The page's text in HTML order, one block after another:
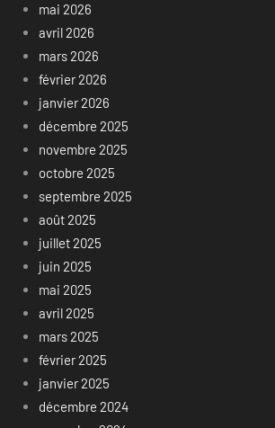
mai 2026
avril 2026
mars 2026
février 2026
janvier 2026
décembre 2025
novembre 2025
octobre 2025
septembre 2025
août 2025
juillet 2025
juin 2025
mai 2025
avril 2025
mars 2025
février 2025
janvier 2025
décembre 2024